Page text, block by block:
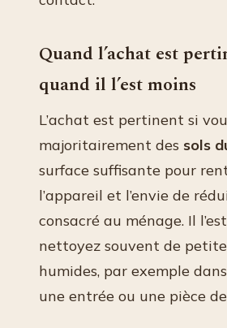
Quand l’achat est
quand il l’est moins
L’achat est pertinent si
majoritairement des sols
surface suffisante pour
l’appareil et l’envie de
consacré au ménage. Il
nettoyez souvent de
humides, par exemple
une entrée ou une pièce